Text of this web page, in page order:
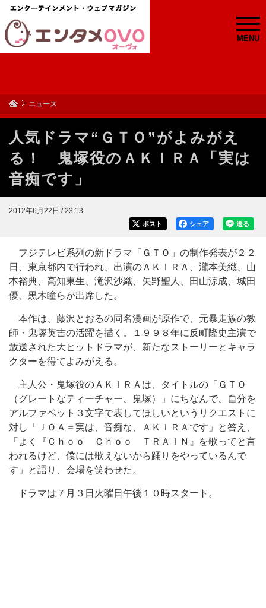
MENU
ニュース
人気ドラマ“ＧＴＯ”がよみがえ
る！ 鬼塚役のＡＫＩＲＡ「実は
音痴です」
2012年6月22日 / 23:13
送る
シェア
ポスト
フジテレビ系列の新ドラマ「ＧＴＯ」の制作発表が２２
日、東京都内で行われ、出演のＡＫＩＲＡ、瀧本美織、山
本裕典、高知東生、滝沢沙織、矢野聖人、田山涼成、城田
優、黒木瞳らが出席した。
本作は、藤沢とおるの同名漫画が原作で、元暴走族の教
師・鬼塚英吉の活躍を描く。１９９８年に反町隆史主演で
放送された大ヒットドラマが、新たなストーリーとキャラ
クターを得てよみがえる。
主人公・鬼塚役のＡＫＩＲＡは、タイトルの「ＧＴＯ
（グレートなティーチャー、鬼塚）」にちなんで、自分を
アルファベット３文字で表してほしいというリクエストに
対し「ＪＯＡ＝実は、音痴な、ＡＫＩＲＡです」と答え、
「よく『Ｃｈｏｏ Ｃｈｏｏ ＴＲＡＩＮ』を歌ってと言
われるけど、僕には歌えないから踊りをやっているんで
す」と語り、会場を笑わせた。
ドラマは７月３日火曜日午後１０時スタート。